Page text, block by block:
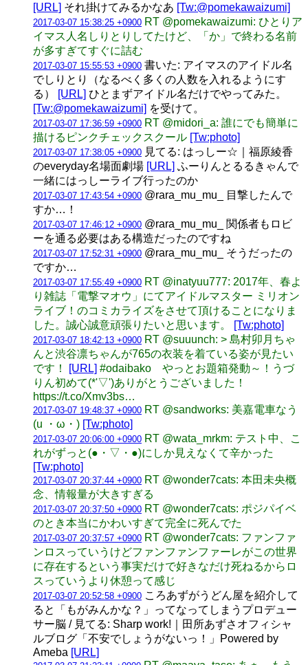
[URL] それ掛けてみるかなあ [Tw:@pomekawaizumi]
2017-03-07 15:38:25 +0900 RT @pomekawaizumi: ひとりア
イマス人名しりとりしてたけど、「か」で終わる名前
が多すぎてすぐに詰む
2017-03-07 15:55:53 +0900 書いた: アイマスのアイドル名
でしりとり（なるべく多くの人数を入れるようにす
る）
[URL] ひとまずアイドル名だけでやってみた。
[Tw:@pomekawaizumi] を受けて。
2017-03-07 17:36:59 +0900 RT @midori_a: 誰にでも簡単に
描けるピンクチェックスクール [Tw:photo]
2017-03-07 17:38:05 +0900 見てる: はっしー☆｜福原綾香
のeveryday名場面劇場 [URL] ふーりんとるるきゃんで
一緒にはっしーライブ行ったのか
2017-03-07 17:43:54 +0900 @rara_mu_mu_ 目撃したんで
すか…！
2017-03-07 17:46:12 +0900 @rara_mu_mu_ 関係者もロビ
ーを通る必要はある構造だったのですね
2017-03-07 17:52:31 +0900 @rara_mu_mu_ そうだったの
ですか…
2017-03-07 17:55:49 +0900 RT @inatyuu777: 2017年、春よ
り雑誌「電撃マオウ」にてアイドルマスター ミリオン
ライブ！のコミカライズをさせて頂けることになりま
した。誠心誠意頑張りたいと思います。
[Tw:photo]
2017-03-07 18:42:13 +0900 RT @suuunch: > 島村卯月ちゃ
んと渋谷凛ちゃんが765の衣装を着ている姿が見たい
です！
[URL] #odaibako やっとお題箱発動～！うづ
りん初めて(*'▽')ありがとうございました！
https://t.co/Xmv3bs…
2017-03-07 19:48:37 +0900 RT @sandworks: 美嘉電車なう
(u ・ω・) [Tw:photo]
2017-03-07 20:06:00 +0900 RT @wata_mrkm: テスト中、こ
れがずっと(●・▽・●)にしか見えなくて辛かった
[Tw:photo]
2017-03-07 20:37:44 +0900 RT @wonder7cats: 本田未央概
念、情報量が大きすぎる
2017-03-07 20:37:50 +0900 RT @wonder7cats: ポジパイベ
のとき本当にかわいすぎて完全に死んでた
2017-03-07 20:37:57 +0900 RT @wonder7cats: ファンファ
ンロスっていうけどファンファンファーレがこの世界
に存在するという事実だけで好きなだけ死ねるからロ
スっていうより休憩って感じ
2017-03-07 20:52:58 +0900 ころあずがうどん屋を紹介して
ると「もがみんかな？」ってなってしまうプロデュー
サー脳 / 見てる: Sharp work!｜田所あずさオフィシャ
ルブログ「不安でしょうがないっ！」Powered by
Ameba [URL]